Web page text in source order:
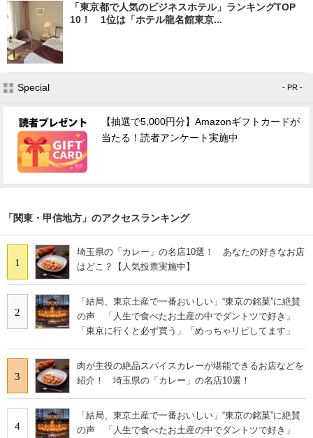
「東京都で人気のビジネスホテル」ランキングTOP
10！ 1位は「ホテル龍名館東京...
Special - PR -
【抽選で5,000円分】Amazonギフトカードが
当たる！読者アンケート実施中
「関東・甲信地方」のアクセスランキング
1
埼玉県の「カレー」の名店10選！ あなたの好きなお店
はどこ？【人気投票実施中】
2
「結局、東京土産で一番おいしい」“東京の銘菓”に絶賛
の声 「人生で食べたお土産の中でダントツで好き」
「東京に行くと必ず買う」「めっちゃリピしてます」
3
肉が主役の絶品スパイスカレーが堪能できるお店などを
紹介！ 埼玉県の「カレー」の名店10選！
4
「結局、東京土産で一番おいしい」“東京の銘菓”に絶賛
の声 「人生で食べたお土産の中でダントツで好き」